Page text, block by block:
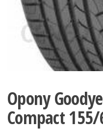
Opony
Compact